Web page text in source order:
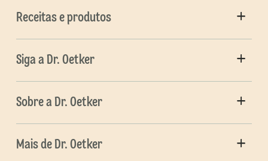
Receitas e produtos
Siga a Dr. Oetker
Sobre a Dr. Oetker
Mais de Dr. Oetker